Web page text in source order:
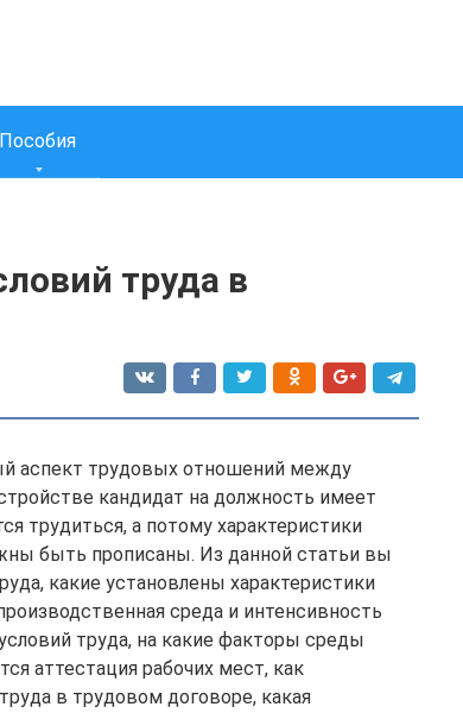
Пособия
труда в
аспект трудовых отношений между
кандидат на должность имеет
трудиться, а потому характеристики
быть прописаны. Из данной статьи вы
какие установлены характеристики
среда и интенсивность
труда, на какие факторы среды
аттестация рабочих мест, как
в трудовом договоре, какая